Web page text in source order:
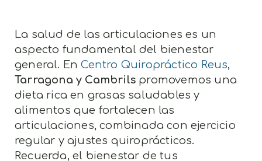
La salud de las articulaciones es un
aspecto fundamental del bienestar
general. EnCentro Quiropráctico Reus,
Tarragona y Cambrils promovemos una
dieta rica en grasas saludables y
alimentos que fortalecen las
articulaciones, combinada con ejercicio
regular y ajustes quiroprácticos.
Recuerda, el bienestar de tus